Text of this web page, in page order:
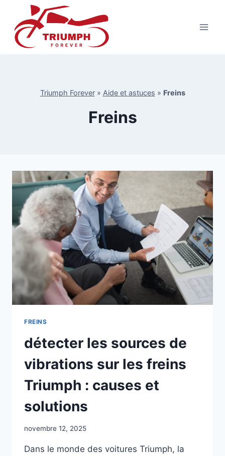
contenu
Triumph Forever» Aide et astuces » Freins
Freins
FREINS
détecter les sources de
vibrations sur les freins
Triumph : causes et
solutions
novembre 12, 2025
Dans le monde des voitures Triumph, la